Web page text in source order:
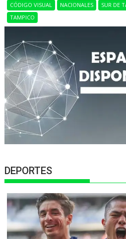
CÓDIGO VISUAL NACIONALES SUR DE
TAMPICO
DEPORTES